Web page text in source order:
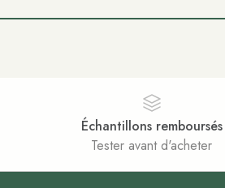
Échantillons remboursés
Tester avant d'acheter